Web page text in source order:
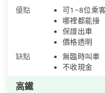
優點
可1~8位乘
哪裡都能接
保證出車
價格透明
缺點
無臨時叫車
不收現金
高鐵